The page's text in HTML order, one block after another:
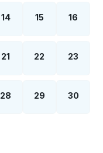
14 15 16
21 22 23
28 29 30